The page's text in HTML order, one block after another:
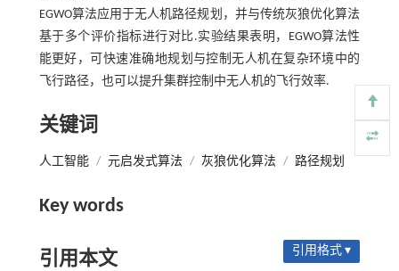
EGWO算法应用于无人机路径规划，并与传统灰狼优化算法
基于多个评价指标进行对比.实验结果表明，EGWO算法性
能更好，可快速准确地规划与控制无人机在复杂环境中的
飞行路径，也可以提升集群控制中无人机的飞行效率.
关键词
人工智能 / 元启发式算法 / 灰狼优化算法 / 路径规划
Key words
引用本文 引用格式 ▾